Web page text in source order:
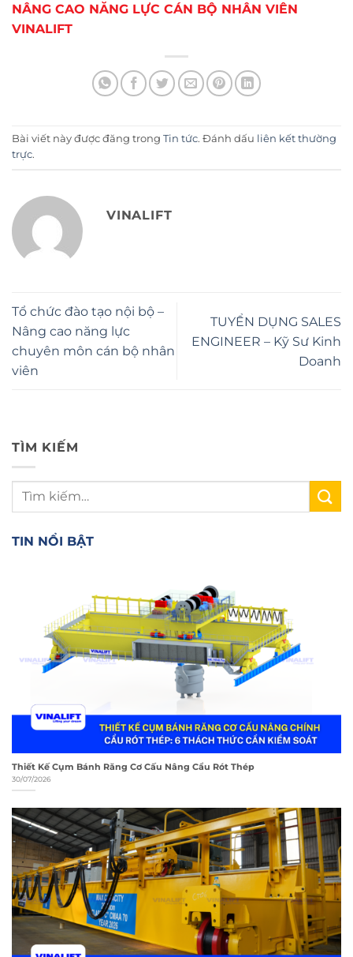
NÂNG CAO NĂNG LỰC CÁN BỘ NHÂN VIÊN
VINALIFT
Bài viết này được đăng trong Tin tức. Đánh dấu liên kết thường
trực.
VINALIFT
Tổ chức đào tạo nội bộ –
Nâng cao năng lực
chuyên môn cán bộ nhân
viên
TUYỂN DỤNG SALES
ENGINEER – Kỹ Sư Kinh
Doanh
TÌM KIẾM
TIN NỔI BẬT
Thiết Kế Cụm Bánh Răng Cơ Cấu Nâng Cẩu Rót Thép
30/07/2026